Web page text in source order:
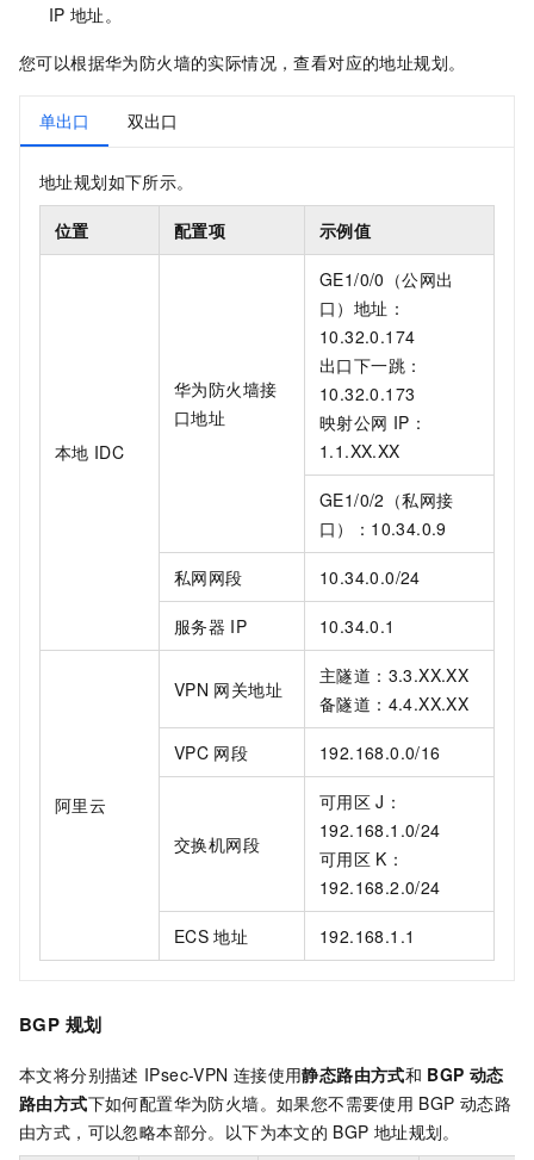
IP 地址。
您可以根据华为防火墙的实际情况，查看对应的地址规划。
单出口 双出口
地址规划如下所示。
位置 配置项 示例值
本地 IDC
华为防火墙接
口地址
GE1/0/0（公网出
口）地址：
10.32.0.174
出口下一跳：
10.32.0.173
映射公网 IP：
1.1.XX.XX
GE1/0/2（私网接
口）：10.34.0.9
私网网段 10.34.0.0/24
服务器 IP 10.34.0.1
阿里云
VPN 网关地址
主隧道：3.3.XX.XX
备隧道：4.4.XX.XX
VPC 网段 192.168.0.0/16
交换机网段
可用区 J：
192.168.1.0/24
可用区 K：
192.168.2.0/24
ECS 地址 192.168.1.1
BGP 规划
本文将分别描述 IPsec-VPN 连接使用静态路由方式和 BGP 动态
路由方式下如何配置华为防火墙。如果您不需要使用 BGP 动态路
由方式，可以忽略本部分。以下为本文的 BGP 地址规划。